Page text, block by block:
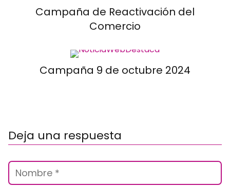
Campaña de Reactivación del
Comercio
Campaña 9 de octubre 2024
Deja una respuesta